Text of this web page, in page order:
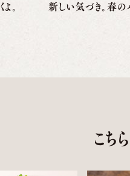
。 新しい気づき。春の
こち